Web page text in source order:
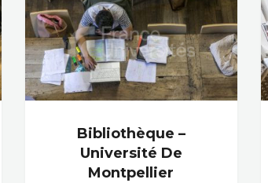
Bibliothèque –
Université De
Montpellier